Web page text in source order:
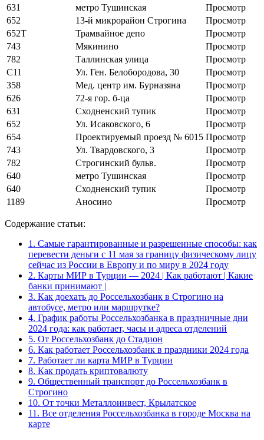
631
метро Тушинская
Просмотр
652
13-й микрорайон Строгина
Просмотр
652Т
Трамвайное депо
Просмотр
743
Мякинино
Просмотр
782
Таллинская улица
Просмотр
С11
Ул. Ген. Белобородова, 30
Просмотр
358
Мед. центр им. Бурназяна
Просмотр
626
72-я гор. б-ца
Просмотр
631
Сходненский тупик
Просмотр
652
Ул. Исаковского, 6
Просмотр
654
Проектируемый проезд № 6015 Просмотр
743
Ул. Твардовского, 3
Просмотр
782
Строгинский бульв.
Просмотр
640
метро Тушинская
Просмотр
640
Сходненский тупик
Просмотр
1189
Аносино Просмотр
Содержание статьи:
1. Самые гарантированные и разрешенные способы: как
перевести деньги с 11 мая за границу физическому лицу
сейчас из России в Европу и по миру в 2024 году
2. Карты МИР в Турции — 2024 | Как работают | Какие
банки принимают |
3. Как доехать до Россельхозбанк в Строгино на
автобусе, метро или маршрутке?
4. График работы Россельхозбанка в праздничные дни
2024 года: как работает, часы и адреса отделений
5. От Россельхозбанк до Стадион
6. Как работает Россельхозбанк в праздники 2024 года
7. Работает ли карта МИР в Турции
8. Как продать криптовалюту
9. Общественный транспорт до Россельхозбанк в
Строгино
10. От точки Металлоинвест, Крылатское
11. Все отделения Россельхозбанка в городе Москва на
карте